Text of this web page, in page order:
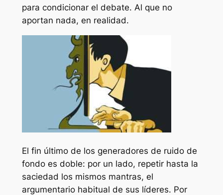
para condicionar el debate. Al que no
aportan nada, en realidad.
El fin último de los generadores de ruido de
fondo es doble: por un lado, repetir hasta la
saciedad los mismos mantras, el
argumentario habitual de sus líderes. Por